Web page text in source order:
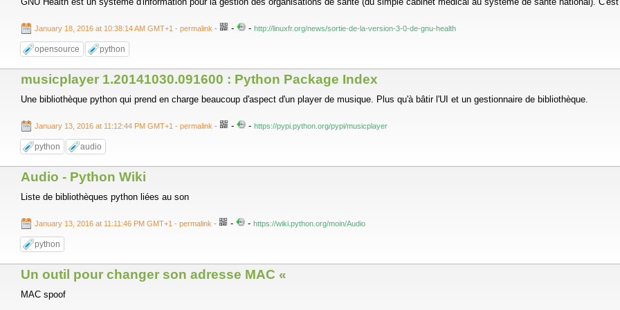
January 18, 2016 at 10:38:14 AM GMT+1 - permalink - - - http://linuxfr.org/news/sortie-de-la-version-3-0-de-gnu-health
opensource python
musicplayer 1.20141030.091600 : Python Package Index
Une bibliothèque python qui prend en charge beaucoup d'aspect d'un player de musique. Plus qu'à bâtir l'UI et un gestionnaire de bibliothèque.
January 13, 2016 at 11:12:44 PM GMT+1 - permalink - - - https://pypi.python.org/pypi/musicplayer
python audio
Audio - Python Wiki
Liste de bibliothèques python liées au son
January 13, 2016 at 11:11:46 PM GMT+1 - permalink - - - https://wiki.python.org/moin/Audio
python
Un outil pour changer son adresse MAC «
MAC spoof